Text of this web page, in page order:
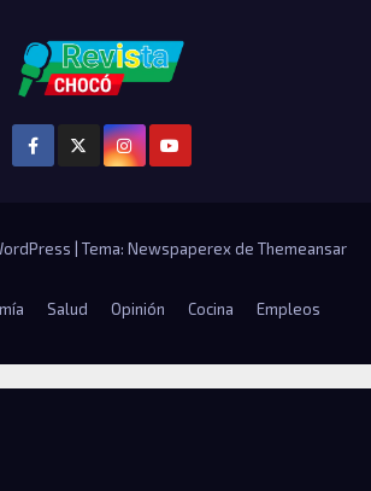
Tema: Newspaperex de Themeansar
Salud Opinión Cocina Empleos